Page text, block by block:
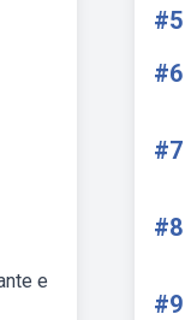
e
#5
#6
#7
#8
#9